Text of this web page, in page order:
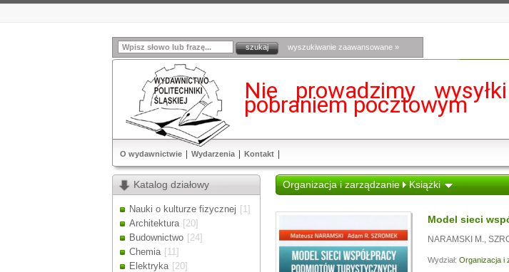
wyszukiwanie zaawansowane »
Nie prowadzimy
pobraniem pocztowym
O wydawnictwie Wydarzenia Kontakt
Katalog działowy
Nauki o kulturze fizycznej [1]
Architektura [20]
Budownictwo [24]
Chemia [11]
Elektryka [20]
Organizacja i zarządzanie Książki
Model sieci
NARAMSKI M.,
Wydział: Organizacja i